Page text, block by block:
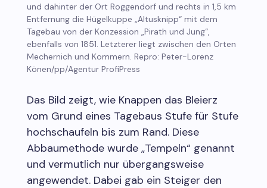
und dahinter der Ort Roggendorf und rechts in 1,5 km
Entfernung die Hügelkuppe „Altusknipp“ mit dem
Tagebau von der Konzession „Pirath und Jung“,
ebenfalls von 1851. Letzterer liegt zwischen den Orten
Mechernich und Kommern. Repro: Peter-Lorenz
Könen/pp/Agentur ProfiPress
Das Bild zeigt, wie Knappen das Bleierz
vom Grund eines Tagebaus Stufe für Stufe
hochschaufeln bis zum Rand. Diese
Abbaumethode wurde „Tempeln“ genannt
und vermutlich nur übergangsweise
angewendet. Dabei gab ein Steiger den